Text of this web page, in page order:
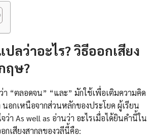
ปลว่าอะไร? วิธีออกเสียง
ฤษ?
า “ตลอดจน” “และ” มักใช้เพื่อเติมความคิด
นอกเหนือจากส่วนหลักของประโยค ผู้เรียน
า As well as อ่านว่า อะไรเมื่อได้ยินคำนี้ใน
กเสียงสากลของวลีนี้คือ: